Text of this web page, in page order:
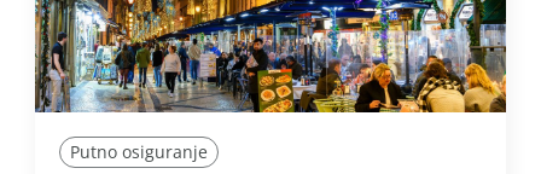
Putno osiguranje